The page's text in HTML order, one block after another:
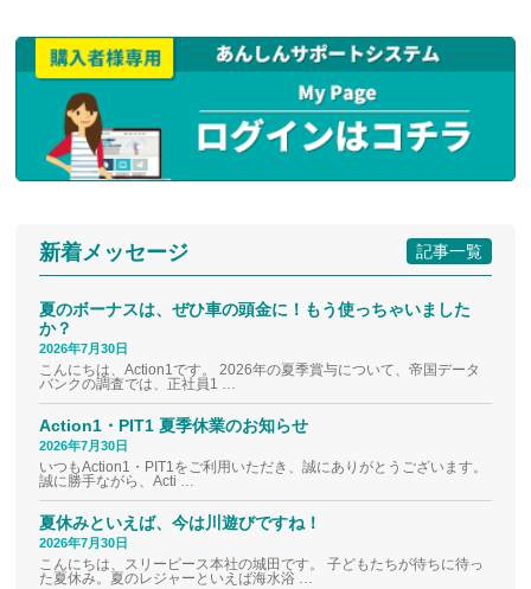
記事一覧
新着メッセージ
夏のボーナスは、ぜひ車の頭金に！もう使っちゃいました
か？
2026年7月30日
こんにちは、Action1です。 2026年の夏季賞与について、帝国データ
バンクの調査では、正社員1 …
Action1・PIT1 夏季休業のお知らせ
2026年7月30日
いつもAction1・PIT1をご利用いただき、誠にありがとうございます。
誠に勝手ながら、Acti …
夏休みといえば、今は川遊びですね！
2026年7月30日
こんにちは、スリーピース本社の城田です。 子どもたちが待ちに待っ
た夏休み。夏のレジャーといえば海水浴 …